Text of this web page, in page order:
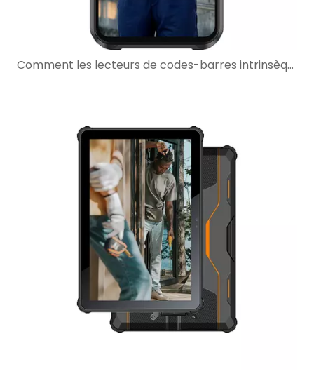
Comment les lecteurs de codes-barres intrinsèquement sûrs améliorent les flux de travail de maintenance dans les zones dangereuses